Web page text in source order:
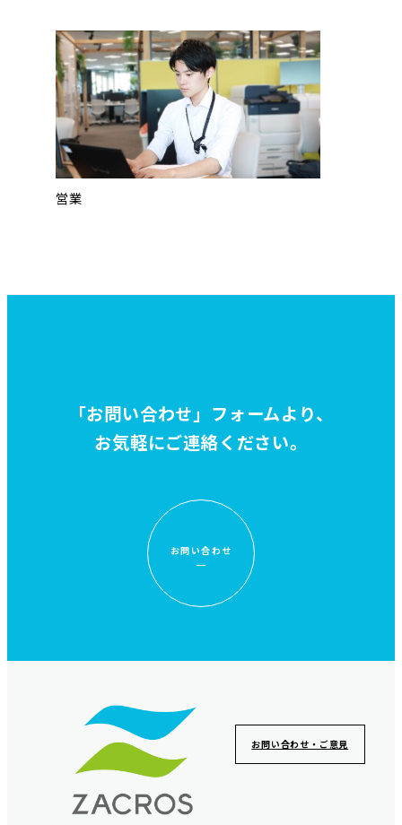
営業
「お問い合わせ」フォームより、
お気軽にご連絡ください。
お問い合わせ
お問い合わせ・ご意見